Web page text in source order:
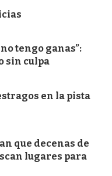
tengo ganas”:
sin culpa
en la pista
que decenas de
lugares para